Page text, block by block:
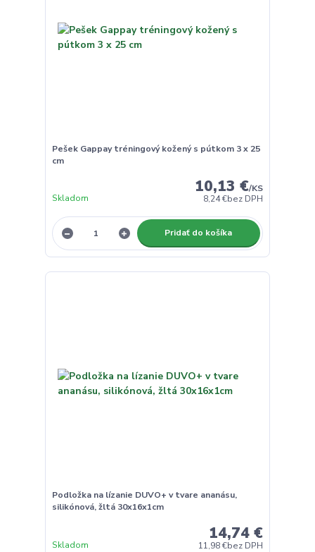
Pešek Gappay tréningový kožený s pútkom 3 x 25
cm
10,13 €/KS
8,24 €bez DPH
Skladom
Pridať do košíka
Podložka na lízanie DUVO+ v tvare ananásu,
silikónová, žltá 30x16x1cm
14,74 €
11,98 €bez DPH
Skladom